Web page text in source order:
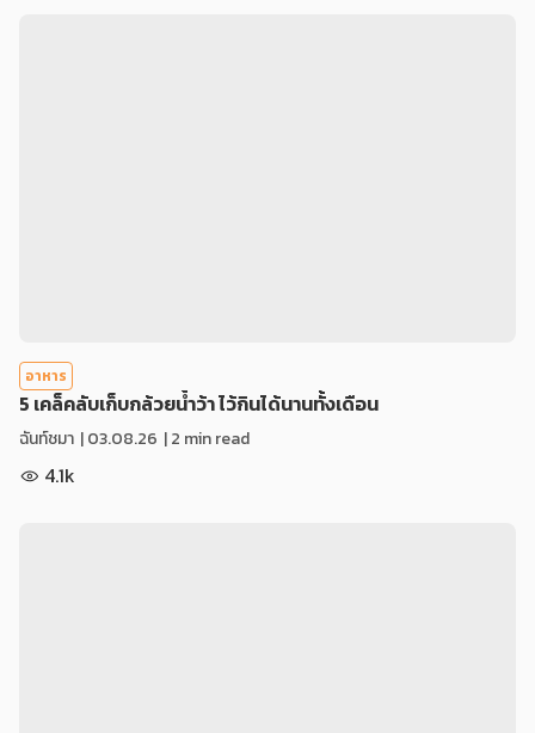
อาหาร
5 เคล็คลับเก็บกล้วยน้ำว้า ไว้กินได้นานทั้งเดือน
ฉันท์ชมา |03.08.26 | 2 min read
4.1k